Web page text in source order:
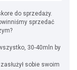
do sprzedaży.
sprzedać
30-40mln by
sobie swoim